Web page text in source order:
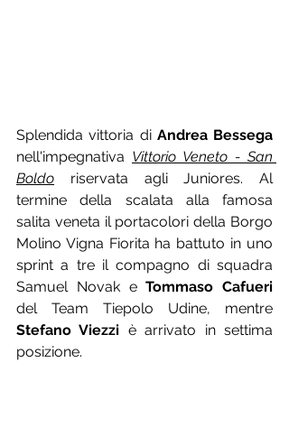
Splendida vittoria di Andrea Bessega
nell'impegnativa Vittorio Veneto - San
Boldo riservata agli Juniores. Al
termine della scalata alla famosa
salita veneta il portacolori della Borgo
Molino Vigna Fiorita ha battuto in uno
sprint a tre il compagno di squadra
Samuel Novak e
Stefano Viezzi è arrivato in settima
posizione.